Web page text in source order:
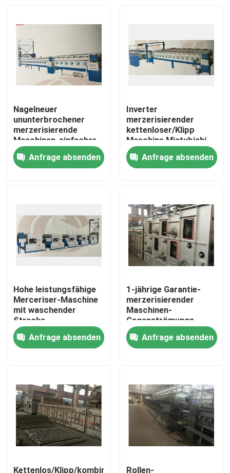
Über uns
Qualitätskontrolle
Treten Sie mit uns in Verbindung
Fordern Sie ein Zitat
stenter Raffineur
Hitzeeinstellung stenter
Nagelneuer
ununterbrochener
merzerisierende
Maschinen-einfacher
Wartungs-Dampf 0.2-
0.6MpaAnfrage absenden
Inverter
merzerisierender
kettenloser/Klipp
Maschine Mistubishi-
Kontrollinverter/
Art Anfrage absenden
Hohe leistungsfähige
Merceriser-Maschine
mit waschender
Strecke,
Gegenströmungs-Art
waschender Kasten
Anfrage absenden
1-jährige Garantie-
merzerisierender
Maschinen-
Gegenströmungs-
waschender Kasten
SS 304Anfrage absenden
Kettenlos/Klipp/kombinierte Rollen-